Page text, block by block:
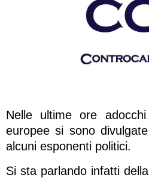
Nelle ultime ore
europee si sono
alcuni esponenti politici.
Si sta parlando infatti